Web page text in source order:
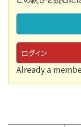
ログイン
Already a